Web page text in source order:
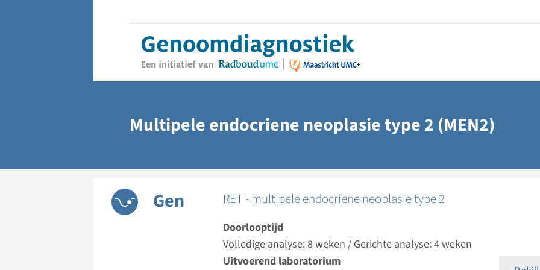
Multipele endocriene neoplasie type 2 (MEN2)
Gen RET - multipele endocriene neoplasie type 2
Doorlooptijd
Volledige analyse: 8 weken / Gerichte analyse: 4 weken
Uitvoerend laboratorium